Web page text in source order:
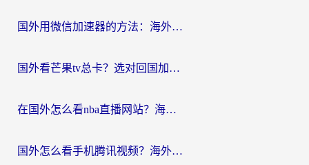
国外用微信加速器的方法：海外党无缝连接国内生活的实用指南
国外看芒果tv总卡？选对回国加速器，轻松追《浪姐》不费劲
在国外怎么看nba直播网站？海外党专属体育观赛指南，告别地区限制！
国外怎么看手机腾讯视频？海外党亲测有效的追剧加速器选择指南